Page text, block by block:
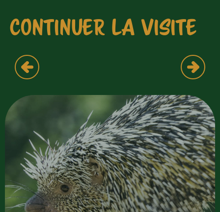
CONTINUER LA VISITE